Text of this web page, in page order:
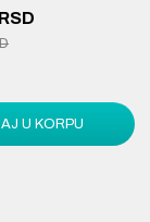
U KORPU